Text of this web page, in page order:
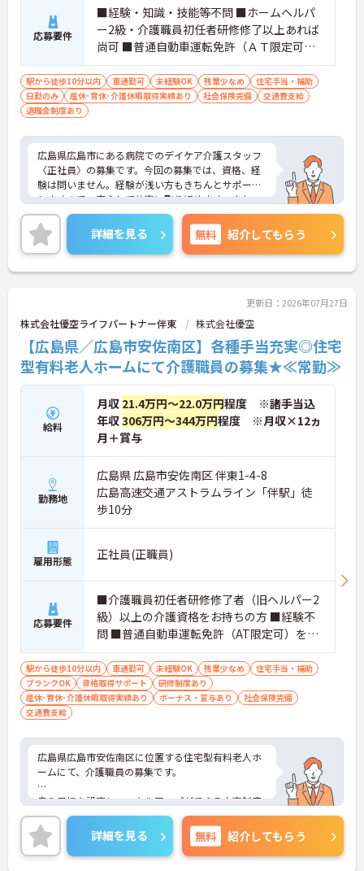
応募要件
■経験・知識・技能等不問 ■ホームヘルパ
ー2級・介護職員初任者研修修了以上あれば
尚可 ■普通自動車運転免許（ＡＴ限定可）
あれば尚可 ■利用者送迎できれば尚可
駅から徒歩10分以内 車通勤可 未経験OK 残業少なめ
住宅手当・補助
日勤のみ
産休･育休･介護休暇取得実績あり 社会保険完備
交通費支給
退職金制度あり
広島県広島市にある病院でのデイケア介護スタッフ
〈正社員〉の募集です。今回の募集では、資格、経
験は問いません。経験が浅い方もきちんとサポート
しますので、安心して仕事に取り組めます。またマ
イカー通勤OKで無料駐車場も完備なので毎日の通勤
も楽々◎ご興味がある方は是非一度マイナビまでお
問合せ下さい。更に詳細などお伝えします。
詳細を見る 無料 紹介してもらう
更新日：2026年07月27日
株式会社優空ライフパートナー伴東 株式会社優空
【広島県／広島市安佐南区】各種手当充実◎住宅
型有料老人ホームにて介護職員の募集★≪常勤≫
給料
月収 21.4万円～22.0万円程度 ※諸手当込
年収306万円～344万円程度 ※月収×12ヵ
月＋賞与
勤務地
広島県 広島市安佐南区 伴東1-4-8
広島高速交通アストラムライン「伴駅」徒
歩10分
雇用形態 正社員(正職員)
応募要件
■介護職員初任者研修修了者（旧ヘルパー2
級）以上の介護資格をお持ちの方 ■経験不
問 ■普通自動車運転免許（AT限定可）をお
持ちであれば尚可
駅から徒歩10分以内 車通勤可 未経験OK 残業少なめ
住宅手当・補助
ブランクOK
資格取得サポート
研修制度あり
産休･育休･介護休暇取得実績あり
ボーナス・賞与あり
社会保険完備
交通費支給
広島県広島市安佐南区に位置する住宅型有料老人ホ
ームにて、介護職員の募集です。
自ら目標を設定し、スキルアップができる人事制度
を確立しており、未経験の方でもキャリアアップが
目指せる環境です！
また各種手当充実が充実しており、長期的に働ける
詳細を見る 無料 紹介してもらう